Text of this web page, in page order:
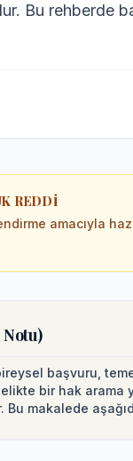
Bu rehberde
REDDI
amacıyla
Notu)
başvuru,
bir hak arama
Bu makalede